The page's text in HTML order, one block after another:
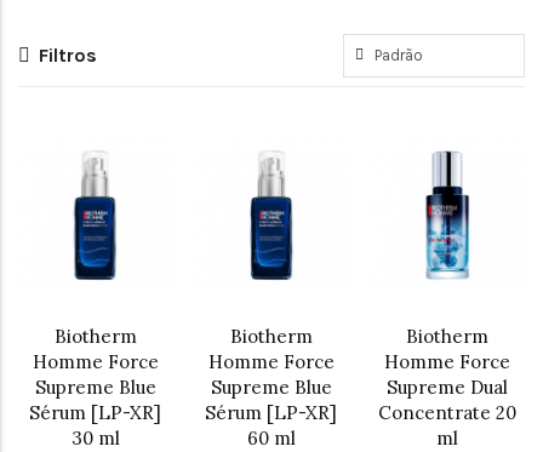
Filtros
Biotherm
Homme Force
Supreme Blue
Sérum [LP-XR]
30 ml
Biotherm
Homme Force
Supreme Blue
Sérum [LP-XR]
60 ml
Biotherm
Homme Force
Supreme Dual
Concentrate 20
ml